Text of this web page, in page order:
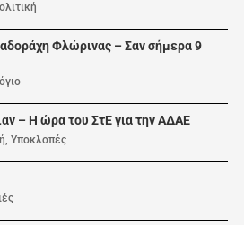
Φλώρινας – Σαν σήμερα 9
– Η ώρα του ΣτΕ για την ΑΔΑΕ
,Υποκλοπές